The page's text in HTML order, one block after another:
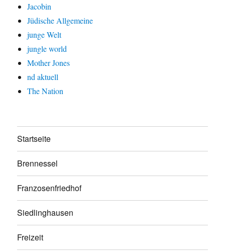
Jacobin
Jüdische Allgemeine
junge Welt
jungle world
Mother Jones
nd aktuell
The Nation
Startseite
Brennessel
Franzosenfriedhof
Siedlinghausen
Freizeit